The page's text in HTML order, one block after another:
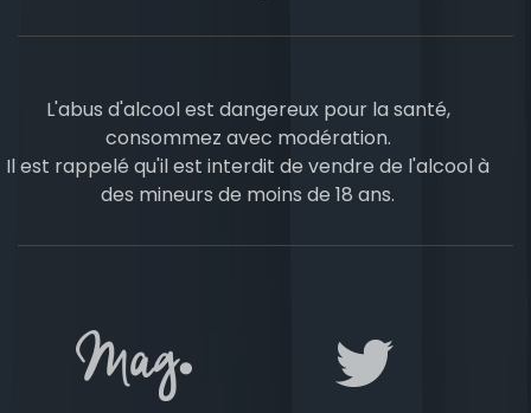
L'abus d'alcool est dangereux pour la santé,
consommez avec modération.
Il est rappelé qu'il est interdit de vendre de l'alcool à
des mineurs de moins de 18 ans.